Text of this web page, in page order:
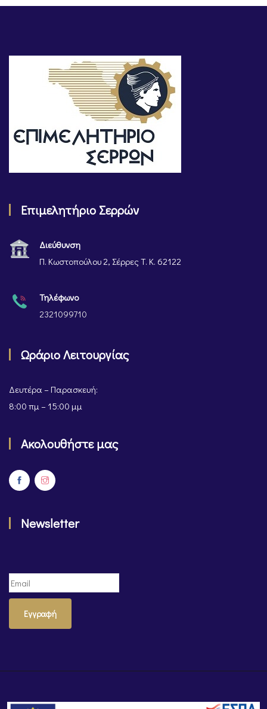
Επιμελητήριο Σερρών
Διεύθυνση
Π. Κωστοπούλου 2, Σέρρες Τ. Κ. 62122
Τηλέφωνο
2321099710
Ωράριο Λειτουργίας
Δευτέρα – Παρασκευή:
8:00 πμ – 15:00 μμ
Ακολουθήστε μας
Newsletter
Εγγραφή